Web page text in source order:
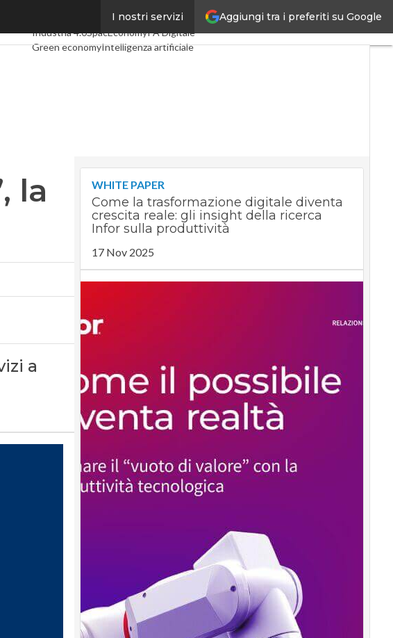
Aggiungi tra i preferiti su Google
I nostri servizi
Digital EconomyTelco
Industria 4.0SpacEconomyPA Digitale
Green economyIntelligenza artificiale
la
a
WHITE PAPER
Come la trasformazione digitale diventa
crescita reale: gli insight della ricerca
Infor sulla produttività
17 Nov 2025